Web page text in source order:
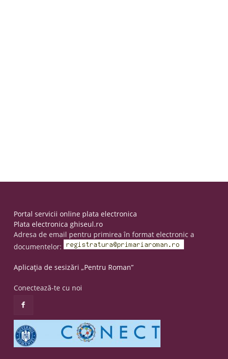
Portal servicii online plata electronica
Plata electronica ghiseul.ro
Adresa de email pentru primirea în format electronic a
documentelor:
Aplicația de sesizări „Pentru Roman”
Conectează-te cu noi